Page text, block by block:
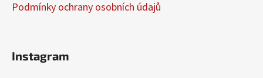
Podmínky ochrany osobních údajů
Instagram